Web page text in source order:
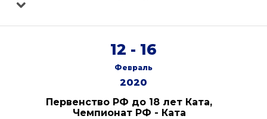
12 - 16
Февраль
2020
Первенство РФ до 18 лет Ката,
Чемпионат РФ - Ката